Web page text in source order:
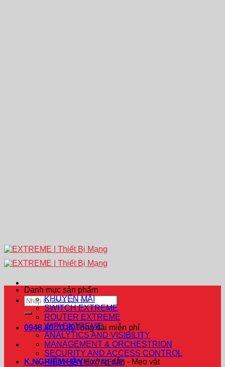
Tìm
kiếm:
0948.40.70.80Tổng đài miễn phí
K.NGHIỆM HAYHướng dẫn - Mẹo vặt
Danh mục sản phẩm
KHUYẾN MÃI
SWITCH EXTREME
ROUTER EXTREME
WIFI EXTREME
ANALYTICS AND VISIBILITY
MANAGEMENT & ORCHESTRION
SECURITY AND ACCESS CONTROL
PHỤ KIỆN EXTREME